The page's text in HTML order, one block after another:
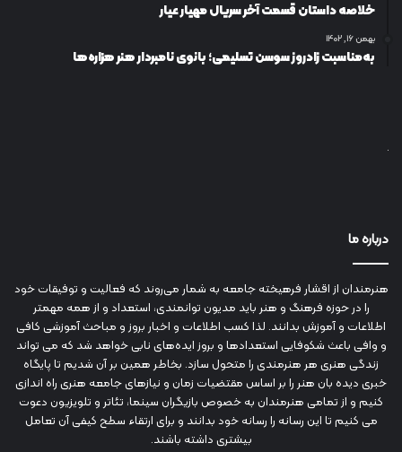
خلاصه داستان قسمت آخر سریال مهیار عیار
بهمن ۱۶, ۱۴۰۲
به‌مناسبت زادروز سوسن تسلیمی؛ بانوی نامبردار هنر هزاره‌ها
درباره ما
هنرمندان از اقشار فرهیخته جامعه به شمار می‌روند که فعالیت و توفیقات خود
را در حوزه فرهنگ و هنر باید مدیون توانمندی، استعداد و از همه مهمتر
اطلاعات و آموزش بدانند. لذا کسب اطلاعات و اخبار بروز و مباحث آموزشی کافی
و وافی باعث شکوفایی استعدادها و بروز ایده‌های نابی خواهد شد که می تواند
زندگی هنری هر هنرمندی را متحول سازد. بخاطر همین بر آن شدیم تا پایگاه
خبری دیده بان هنر را بر اساس مقتضیات زمان و نیازهای جامعه هنری راه اندازی
کنیم و از تمامی هنرمندان به خصوص بازیگران سینما، تئاتر و تلویزیون دعوت
می کنیم تا این رسانه را رسانه خود بدانند و برای ارتقاء سطح کیفی آن تعامل
بیشتری داشته باشند.